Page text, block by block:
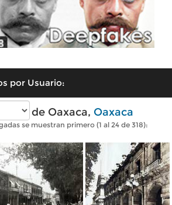
por Usuario:
de Oaxaca, Oaxaca
se muestran primero (1 al 24 de 318):